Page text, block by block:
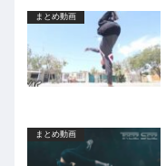
まとめ動画
まとめ動画